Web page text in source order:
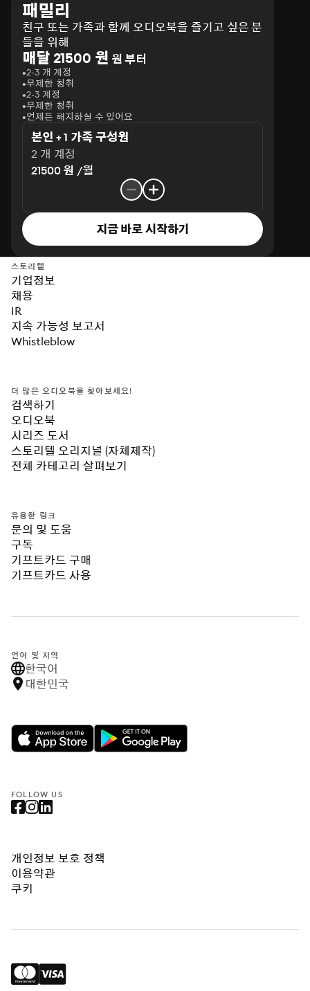
패밀리
친구 또는 가족과 함께 오디오북을 즐기고 싶은 분
들을 위해
매달 21500 원 원 부터
2-3 개 계정
무제한 청취
2-3 계정
무제한 청취
언제든 해지하실 수 있어요
본인 + 1 가족 구성원
2 개 계정
21500 원 /월
지금 바로 시작하기
스토리텔
기업정보
채용
IR
지속 가능성 보고서
Whistleblow
더 많은 오디오북을 찾아보세요!
검색하기
오디오북
시리즈 도서
스토리텔 오리지널 (자체제작)
전체 카테고리 살펴보기
유용한 링크
문의 및 도움
구독
기프트카드 구매
기프트카드 사용
언어 및 지역
한국어
대한민국
FOLLOW US
개인정보 보호 정책
이용약관
쿠키